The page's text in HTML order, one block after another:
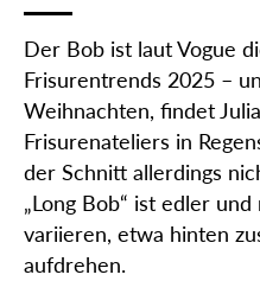
Der Bob ist laut Vogue
Frisurentrends 2025 –
Weihnachten, findet
Frisurenateliers in
der Schnitt allerdings
„Long Bob“ ist edler
variieren, etwa hinten
aufdrehen.